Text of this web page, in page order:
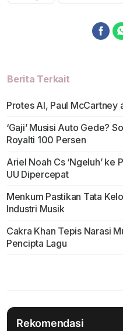
Berita Terkait
Protes AI, Paul McCartney
‘Gaji’ Musisi Auto Gede?
Royalti 100 Persen
Ariel Noah Cs ‘Ngeluh’ ke
UU Dipercepat
Menkum Pastikan Tata
Industri Musik
Cakra Khan Tepis Narasi
Pencipta Lagu
Rekomendasi